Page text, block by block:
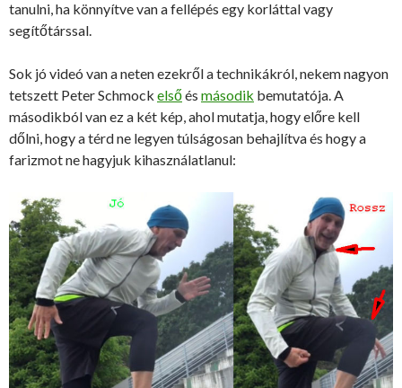
tanulni, ha könnyítve van a fellépés egy korláttal vagy
segítőtárssal.
Sok jó videó van a neten ezekről a technikákról, nekem nagyon
tetszett Peter Schmock elsőés második bemutatója. A
másodikból van ez a két kép, ahol mutatja, hogy előre kell
dőlni, hogy a térd ne legyen túlságosan behajlítva és hogy a
farizmot ne hagyjuk kihasználatlanul: